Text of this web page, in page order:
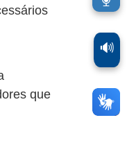
que
🔊